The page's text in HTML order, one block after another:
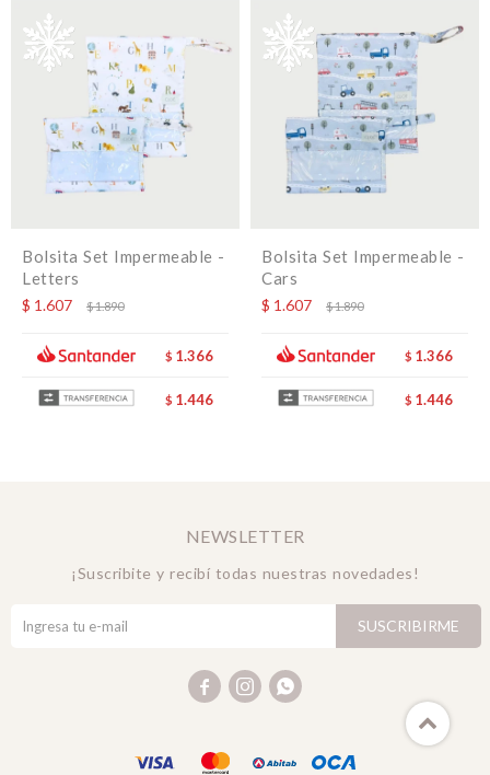
Bolsita Set Impermeable -
Letters
$ 1.607 $1.890
$ 1.366
$ 1.446
Bolsita Set Impermeable -
Cars
$ 1.607 $1.890
$ 1.366
$ 1.446
NEWSLETTER
¡Suscribite y recibí todas nuestras novedades!
SUSCRIBIRME
  